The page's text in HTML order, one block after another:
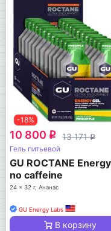
-18%
10 800 q 13 171q
Гель питьевой
GU ROCTANE
no caffeine
24 x 32 г, Ананас
GU Energy Labs
В корзину